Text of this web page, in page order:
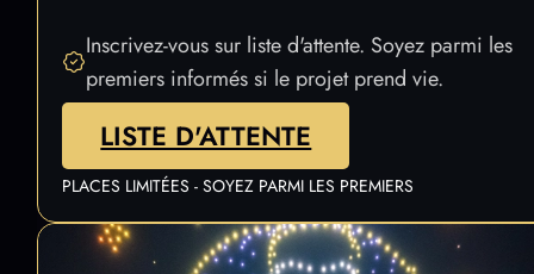
France
Inscrivez-vous sur liste d'attente. Soyez parmi les
premiers informés si le projet prend vie.
LISTE D'ATTENTE
PLACES LIMITÉES - SOYEZ PARMI LES PREMIERS